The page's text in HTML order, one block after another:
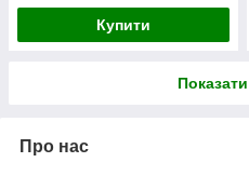
Купити
Про нас